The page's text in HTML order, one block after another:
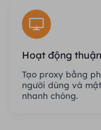
Hoạt động
Tạo proxy bằng
người dùng và
nhanh chóng.